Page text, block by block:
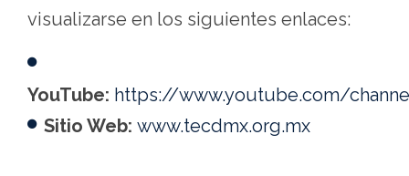
visualizarse en los siguientes enlaces:
YouTube: https://www.youtube.com/
Sitio Web: www.tecdmx.org.mx